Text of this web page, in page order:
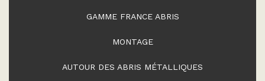
GAMME FRANCE ABRIS
MONTAGE
AUTOUR DES ABRIS MÉTALLIQUES